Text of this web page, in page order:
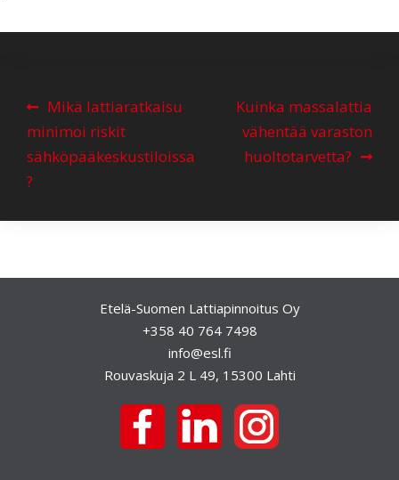
A
r
t
i
Mikä lattiaratkaisu
minimoi riskit
sähköpääkeskustiloissa
?
Kuinka massalattia
vähentää varaston
huoltotarvetta?
Etelä-Suomen Lattiapinnoitus Oy
+358 40 764 7498
info@esl.fi
Rouvaskuja 2 L 49, 15300 Lahti